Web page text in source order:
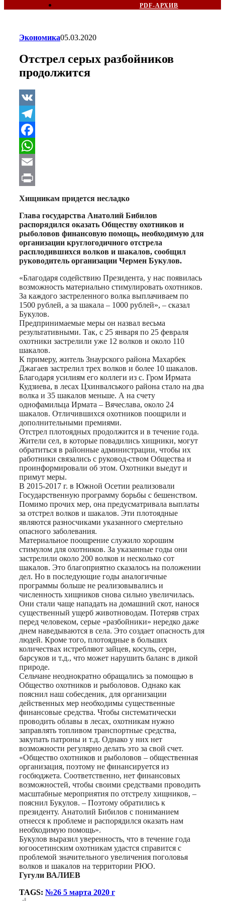
PDF-АРХИВ
Экономика05.03.2020
Отстрел серых разбойников
продолжится
VK
Telegram
Facebook
WhatsApp
Email
Print
Хищникам придется несладко
Глава государства Анатолий Бибилов
распорядился оказать Обществу охотников и
рыболовов финансовую помощь, необходимую для
организации круглогодичного отстрела
расплодившихся волков и шакалов, сообщил
руководитель организации Чермен Букулов.
«Благодаря содействию Президента, у нас появилась
возможность материально стимулировать охотников.
За каждого застреленного волка выплачиваем по
1500 рублей, а за шакала – 1000 рублей», – сказал
Букулов.
Предпринимаемые меры он назвал весьма
результативными. Так, с 25 января по 25 февраля
охотники застрелили уже 12 волков и около 110
шакалов.
К примеру, житель Знаурского района Махарбек
Джагаев застрелил трех волков и более 10 шакалов.
Благодаря усилиям его коллеги из с. Гром Ирмата
Кудзиева, в лесах Цхинвалського района стало на два
волка и 35 шакалов меньше. А на счету
однофамильца Ирмата – Вячеслава, около 24
шакалов. Отличившихся охотников поощрили и
дополнительными премиями.
Отстрел плотоядных продолжится и в течение года.
Жители сел, в которые повадились хищники, могут
обратиться в районные администрации, чтобы их
работники связались с руковод-ством Общества и
проинформировали об этом. Охотники выедут и
примут меры.
В 2015-2017 г. в Южной Осетии реализовали
Государст­венную программу борьбы с бешенством.
Помимо прочих мер, она предусматривала выплаты
за отстрел волков и шакалов. Эти плотоядные
являются разносчиками указанного смертельно
опасного заболевания.
Материальное поощрение служило хорошим
стимулом для охотников. За указанные годы они
застрелили около 200 волков и несколько сот
шакалов. Это благоприятно сказалось на положении
дел. Но в последующие годы аналогичные
программы больше не реализовывались и
численность хищников снова сильно увеличилась.
Они стали чаще нападать на домашний скот, нанося
существенный ущерб животноводам. Потеряв страх
перед человеком, серые «разбойники» нередко даже
днем наведываются в села. Это создает опасность для
людей. Кроме того, плотоядные в больших
количествах истребляют зайцев, косуль, серн,
барсуков и т.д., что может нарушить баланс в дикой
природе.
Сельчане неоднократно обращались за помощью в
Общество охотников и рыболовов. Однако как
пояснил наш собесденик, для организации
действенных мер необходимы существенные
финансовые средства. Чтобы систематически
проводить облавы в лесах, охотникам нужно
заправлять топливом транспортные средства,
закупать патроны и т.д. Однако у них нет
возможности регулярно делать это за свой счет.
«Общество охотников и рыболовов – общественная
организация, поэтому не финансируется из
госбюджета. Соответственно, нет финансовых
возможностей, чтобы своими средствами проводить
масштабные мероприятия по отстрелу хищников, –
пояснил Букулов. – Поэтому обратились к
президенту. Анатолий Бибилов с пониманием
отнесся к проблеме и распорядился оказать нам
необходимую помощь».
Букулов выразил уверенность, что в течение года
югоосетинским охотникам удастся справится с
проблемой значительного увеличения поголовья
волков и шакалов на территории РЮО.
Гугули ВАЛИЕВ
TAGS: №26 5 марта 2020 г